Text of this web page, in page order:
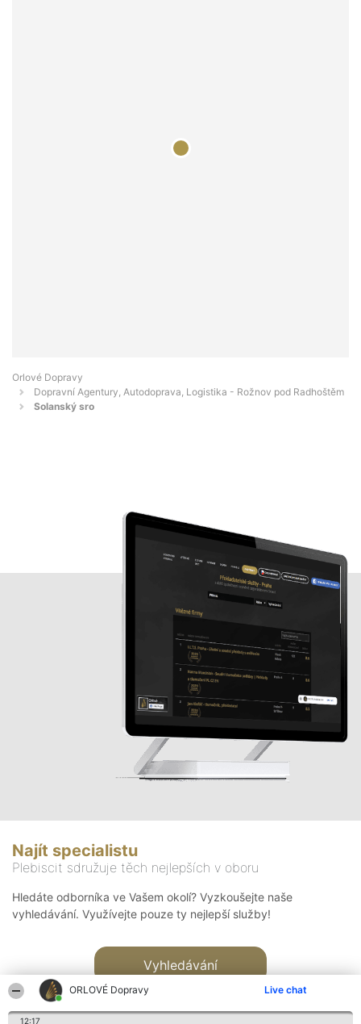
ORLOVÉ Dopravy Live chat
12:17
Orlové Dopravy
Dopravní Agentury, Autodoprava, Logistika - Rožnov pod Radhoštěm
Solanský sro
Najít specialistu
Plebiscit sdružuje těch nejlepších v oboru
Hledáte odborníka ve Vašem okolí? Vyzkoušejte naše
vyhledávání. Využívejte pouze ty nejlepší služby!
Vyhledávání